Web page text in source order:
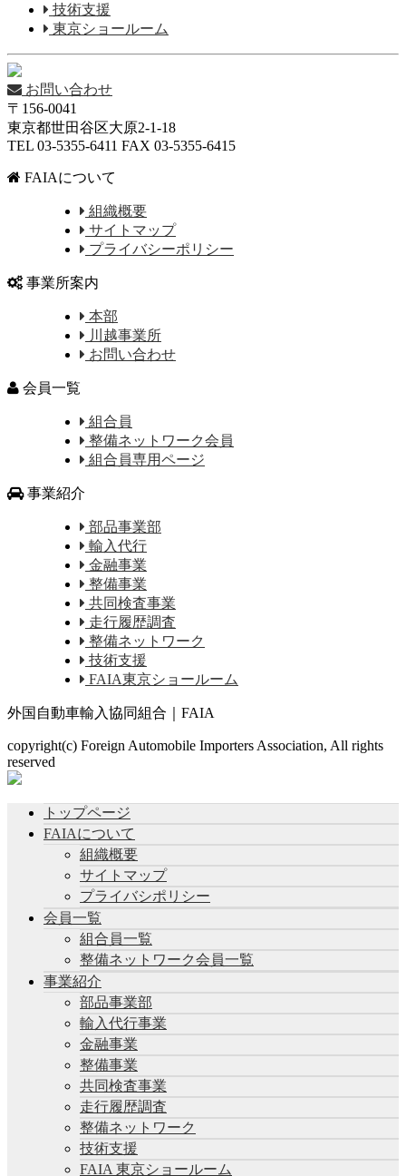
技術支援
東京ショールーム
お問い合わせ
〒156-0041
東京都世田谷区大原2-1-18
TEL 03-5355-6411 FAX 03-5355-6415
FAIAについて
組織概要
サイトマップ
プライバシーポリシー
事業所案内
本部
川越事業所
お問い合わせ
会員一覧
組合員
整備ネットワーク会員
組合員専用ページ
事業紹介
部品事業部
輸入代行
金融事業
整備事業
共同検査事業
走行履歴調査
整備ネットワーク
技術支援
FAIA東京ショールーム
外国自動車輸入協同組合｜FAIA
copyright(c) Foreign Automobile Importers Association, All rights
reserved
トップページ
FAIAについて
組織概要
サイトマップ
プライバシポリシー
会員一覧
組合員一覧
整備ネットワーク会員一覧
事業紹介
部品事業部
輸入代行事業
金融事業
整備事業
共同検査事業
走行履歴調査
整備ネットワーク
技術支援
FAIA 東京ショールーム